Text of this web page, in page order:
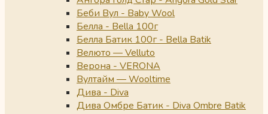
Беби Вул - Baby Wool
Белла - Bella 100г
Белла Батик 100г - Bella Batik
Велюто — Velluto
Верона - VERONA
Вултайм — Wooltime
Дива - Diva
Дива Омбре Батик - Diva Ombre Batik